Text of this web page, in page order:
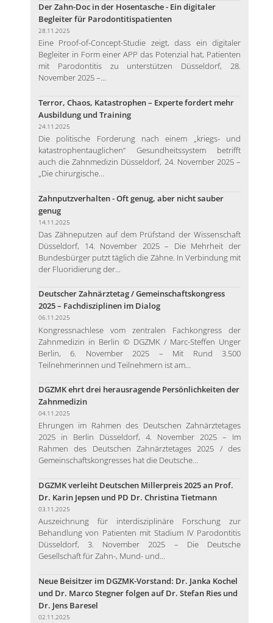
Der Zahn-Doc in der Hosentasche - Ein digitaler
Begleiter für Parodontitispatienten
28.11.2025
Eine Proof-of-Concept-Studie zeigt, dass ein digitaler
Begleiter in Form einer APP das Potenzial hat, Patienten
mit Parodontitis zu unterstützen Düsseldorf, 28.
November 2025 –...
Terror, Chaos, Katastrophen – Experte fordert mehr
Ausbildung und Training
24.11.2025
Die politische Forderung nach einem „kriegs- und
katastrophentauglichen“ Gesundheitssystem betrifft
auch die Zahnmedizin Düsseldorf, 24. November 2025 –
„Die chirurgische...
Zahnputzverhalten - Oft genug, aber nicht sauber
genug
14.11.2025
Das Zähneputzen auf dem Prüfstand der Wissenschaft
Düsseldorf, 14. November 2025 – Die Mehrheit der
Bundesbürger putzt täglich die Zähne. In Verbindung mit
der Fluoridierung der...
Deutscher Zahnärztetag / Gemeinschaftskongress
2025 – Fachdisziplinen im Dialog
06.11.2025
Kongressnachlese vom zentralen Fachkongress der
Zahnmedizin in Berlin © DGZMK / Marc-Steffen Unger
Berlin, 6. November 2025 – Mit Rund 3.500
Teilnehmerinnen und Teilnehmern ist am...
DGZMK ehrt drei herausragende Persönlichkeiten der
Zahnmedizin
04.11.2025
Ehrungen im Rahmen des Deutschen Zahnärztetages
2025 in Berlin Düsseldorf, 4. November 2025 – Im
Rahmen des Deutschen Zahnärztetages 2025 / des
Gemeinschaftskongresses hat die Deutsche...
DGZMK verleiht Deutschen Millerpreis 2025 an Prof.
Dr. Karin Jepsen und PD Dr. Christina Tietmann
03.11.2025
Auszeichnung für interdisziplinäre Forschung zur
Behandlung von Patienten mit Stadium IV Parodontitis
Düsseldorf, 3. November 2025 – Die Deutsche
Gesellschaft für Zahn-, Mund- und...
Neue Beisitzer im DGZMK-Vorstand: Dr. Janka Kochel
und Dr. Marco Stegner folgen auf Dr. Stefan Ries und
Dr. Jens Baresel
02.11.2025